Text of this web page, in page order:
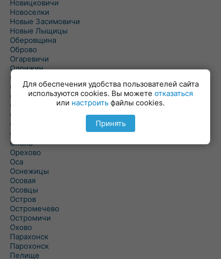
Новицковичи
Новоселки
Новые Засимовичи
Новые Лыщицы
Оберовщина
Оброво
Огаревичи
Одрижин
Оздамичи
Озяты
Олтуш
Ольманы
Ольпень
Ольшаны
Омельная
Ополь
Орехово
Оса
Оснежицы
Осовая
Осовцы
Остров
Остромечево
Остромичи
Охово
Парахонск
Парохонск
Пелище
Для обеспечения удобства пользователей сайта
используются cookies. Вы можете отказаться
или настроить файлы cookies.
Принять